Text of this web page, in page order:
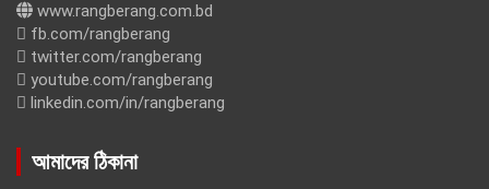
www.rangberang.com.bd
fb.com/rangberang
twitter.com/rangberang
youtube.com/rangberang
linkedin.com/in/rangberang
আমাদের ঠিকানা